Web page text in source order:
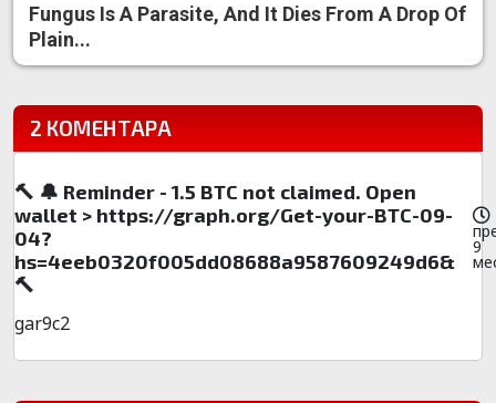
Fungus Is A Parasite, And It Dies From A Drop Of
Plain...
2 КОМЕНТАРА
🔨 🔔 Reminder - 1.5 BTC not claimed. Open
wallet > https://graph.org/Get-your-BTC-09-
04?
hs=4eeb0320f005dd08688a9587609249d6&
🔨
9
gar9c2